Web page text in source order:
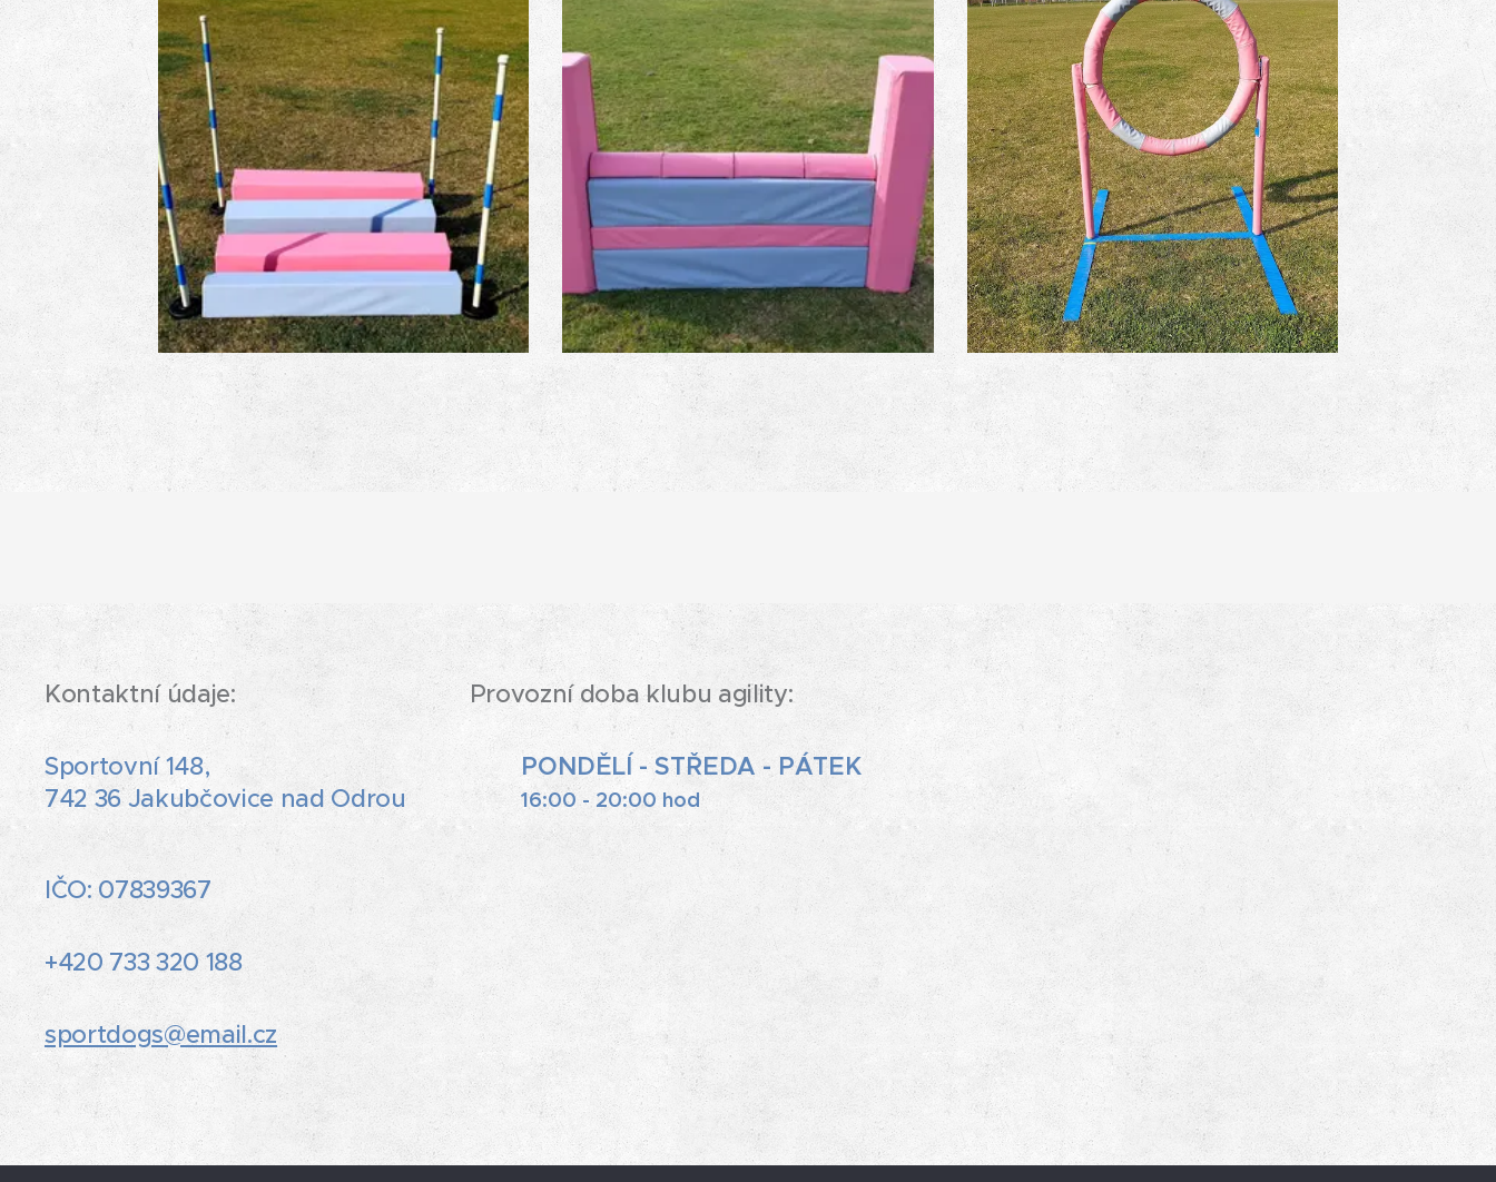
Kontaktní údaje: Provozní doba klubu agility:
Sportovní 148,
742 36 Jakubčovice nad Odrou
IČO: 07839367
+420 733 320 188
sportdogs@email.cz
PONDĚLÍ - STŘEDA - PÁTEK
16:00 - 20:00 hod